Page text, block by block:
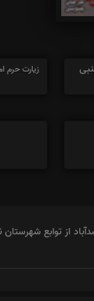
زیارت
والامقام رضا زحمتکش را منتشر می کند. وی روز نهم